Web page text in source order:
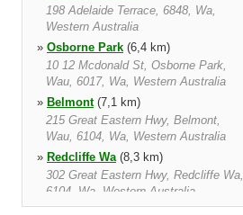
198 Adelaide Terrace, 6848, Wa,
Western Australia
» Osborne Park (6,4 km)
10 12 Mcdonald St, Osborne Park,
Wau, 6017, Wa, Western Australia
» Belmont(7,1 km)
215 Great Eastern Hwy, Belmont,
Wau, 6104, Wa, Western Australia
» Redcliffe Wa(8,3 km)
302 Great Eastern Hwy, Redcliffe Wa,
6104, Wa, Western Australia